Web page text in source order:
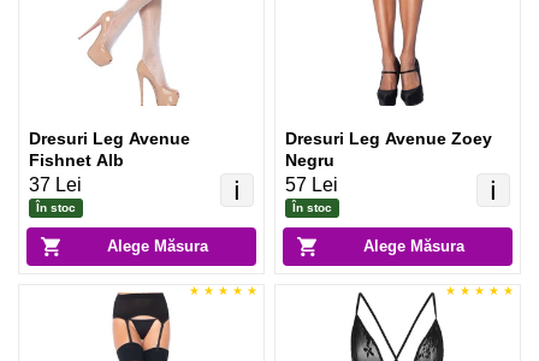
Alege Măsura
ℹ️
Dresuri Leg Avenue
Fishnet Alb
37 Lei
În stoc
Alege Măsura
ℹ️
Dresuri Leg Avenue Zoey
Negru
57 Lei
În stoc